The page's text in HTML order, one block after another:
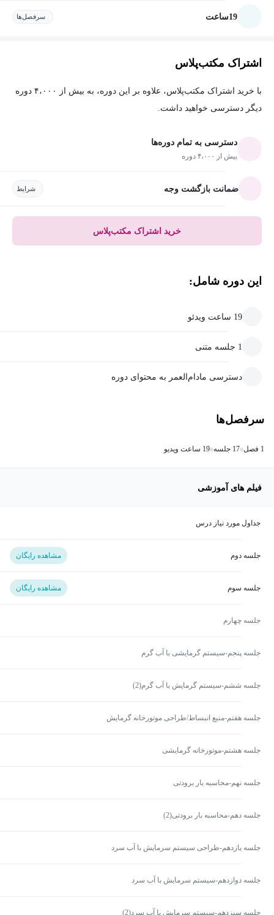
19ساعت سرفصل‌ها
اشتراک مکتب‌پلاس
با خرید اشتراک مکتب‌پلاس، علاوه بر این دوره، به بیش از ۴،۰۰۰ دوره
دیگر دسترسی خواهید داشت.
دسترسی به تمام دوره‌ها
بیش از ۴،۰۰۰ دوره
ضمانت بازگشت وجه شرایط
خرید اشتراک مکتب‌پلاس
این دوره شامل:
19 ساعت ویدئو
1 جلسه متنی
دسترسی مادام‌العمر به محتوای دوره
سرفصل‌ها
1 فصل 17 جلسه 19 ساعت ویدیو
فیلم های آموزشی
جداول مورد نیاز درس
جلسه دوم مشاهده رایگان
جلسه سوم مشاهده رایگان
جلسه چهارم
جلسه پنجم-سیستم گرمایشی با آب گرم
جلسه ششم-سیستم گرمایش با آب گرم(2)
جلسه هفتم-منبع انبساط/طراحی موتورخانه گرمایش
جلسه هشتم-موتورخانه گرمایشی
جلسه نهم-محاسبه بار برودتی
جلسه دهم-محاسبه بار برودتی(2)
جلسه یازدهم-طراحی سیستم سرمایش با آب سرد
جلسه دوازدهم-سیستم سرمایش با آب سرد
جلسه سیزدهم-سیستم سرمایش با آب سرد(2)